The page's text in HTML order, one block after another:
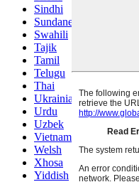
Sindhi
Sundanese
Swahili
Tajik
Tamil
Telugu
Thai
Ukrainian
Urdu
Uzbek
Vietnamese
Welsh
Xhosa
Yiddish